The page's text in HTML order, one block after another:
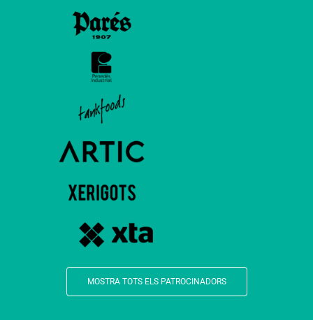
MOSTRA TOTS ELS PATROCINADORS